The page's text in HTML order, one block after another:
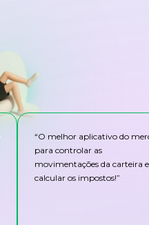
“O melhor aplicativo do
para controlar as
movimentações da carteira e
calcular os impostos!”